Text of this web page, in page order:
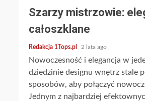
Szarzy mistrzowie:
całoszklane
Redakcja 1Tops.pl 2 lata ago
Nowoczesność i elegancja w
dziedzinie designu wnętrz stale
sposobów, aby połączyć
Jednym z najbardziej